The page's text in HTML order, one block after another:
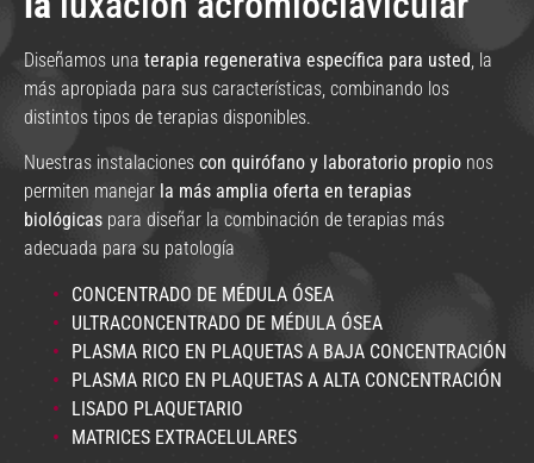
Diseñamos una terapia regenerativa específica para usted, la
más apropiada para sus características, combinando los
distintos tipos de terapias disponibles.
Nuestras instalaciones con quirófano y laboratorio propio nos
permiten manejar la más amplia oferta en terapias
biológicas para diseñar la combinación de terapias más
adecuada para su patología
CONCENTRADO DE MÉDULA ÓSEA
ULTRACONCENTRADO DE MÉDULA ÓSEA
PLASMA RICO EN PLAQUETAS A BAJA CONCENTRACIÓN
PLASMA RICO EN PLAQUETAS A ALTA CONCENTRACIÓN
LISADO PLAQUETARIO
MATRICES EXTRACELULARES